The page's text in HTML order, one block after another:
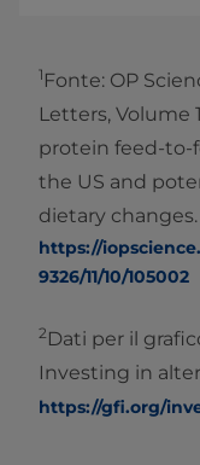
1 Fonte: OP
Letters, Volume
protein feed-to-
the US and
dietary
https://
9326/11/10/105002
2 Dati per il
Investing in
https://gfi.org/